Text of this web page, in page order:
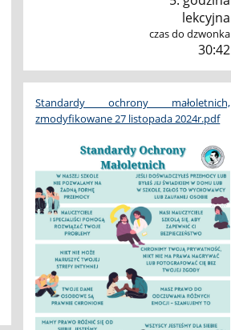
lekcyjna
czas do dzwonka
30:41
Standardy ochrony małoletnich,
zmodyfikowane 27 listopada 2024r.pdf